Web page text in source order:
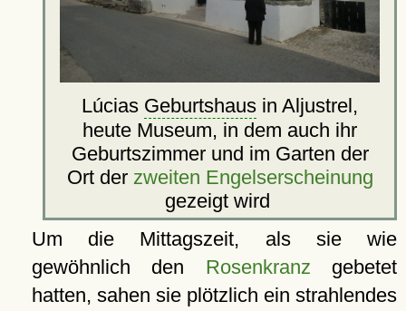
Lúcias Geburtshaus in Aljustrel,
heute Museum, in dem auch ihr
Geburtszimmer und im Garten der
Ort der zweiten Engelserscheinung
gezeigt wird
Um die Mittagszeit, als sie wie
gewöhnlich den Rosenkranz gebetet
hatten, sahen sie plötzlich ein strahlendes